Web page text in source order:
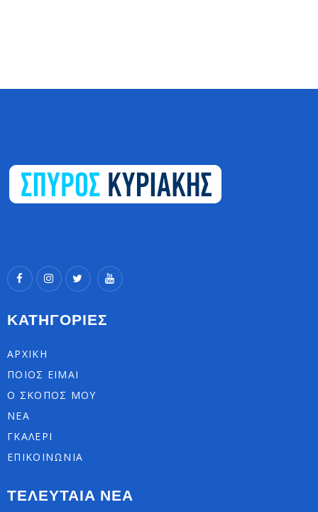
ΚΑΤΗΓΟΡΙΕΣ
ΑΡΧΙΚΗ
ΠΟΙΟΣ ΕΙΜΑΙ
Ο ΣΚΟΠΟΣ ΜΟΥ
ΝΕΑ
ΓΚΑΛΕΡΙ
ΕΠΙΚΟΙΝΩΝΙΑ
ΤΕΛΕΥΤΑΙΑ ΝΕΑ